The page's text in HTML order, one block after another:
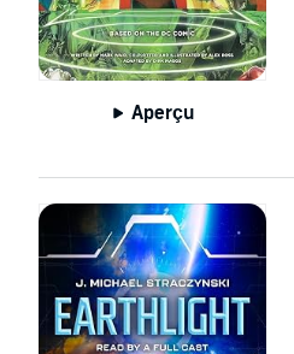
Aperçu